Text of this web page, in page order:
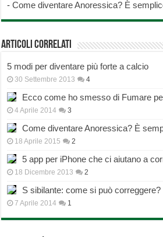
-Come diventare Anoressica? È
Articoli correlati
5 modi per diventare più forte a calcio
30 Settembre 2013 4
Ecco come ho smesso di Fumare
4 Aprile 2014 3
Come diventare Anoressica? È
18 Aprile 2015 2
5 app per iPhone che ci aiutano a
18 Dicembre 2013 2
S sibilante: come si può correggere?
7 Aprile 2014 1